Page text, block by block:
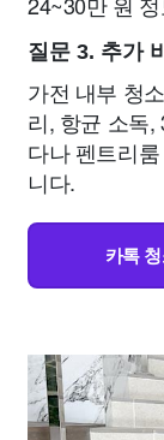
질문 3. 추가
가전 내부 청
리, 항균 소독
다나 펜트리
니다.
카톡